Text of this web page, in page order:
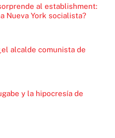
al establishment:
Nueva York socialista?
alcalde comunista de
y la hipocresía de